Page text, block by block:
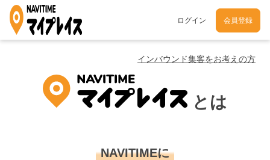
ログイン 会員登録
インバウンド集客をお考えの方
とは
NAVITIMEに